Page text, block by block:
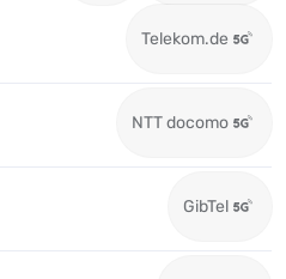
Telekom.de
NTT docomo
GibTel